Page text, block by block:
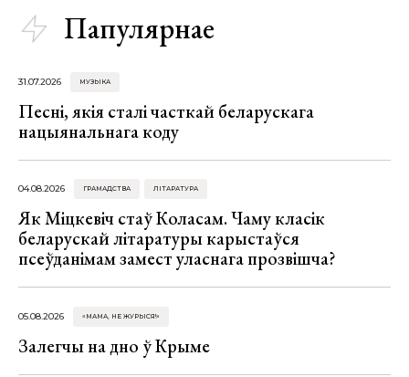
Папулярнае
31.07.2026 МУЗЫКА
Песні, якія сталі часткай беларускага
нацыянальнага коду
04.08.2026 ГРАМАДСТВА ЛІТАРАТУРА
Як Міцкевіч стаў Коласам. Чаму класік
беларускай літаратуры карыстаўся
псеўданімам замест уласнага прозвішча?
05.08.2026 «МАМА, НЕ ЖУРЫСЯ!»
Залегчы на дно ў Крыме